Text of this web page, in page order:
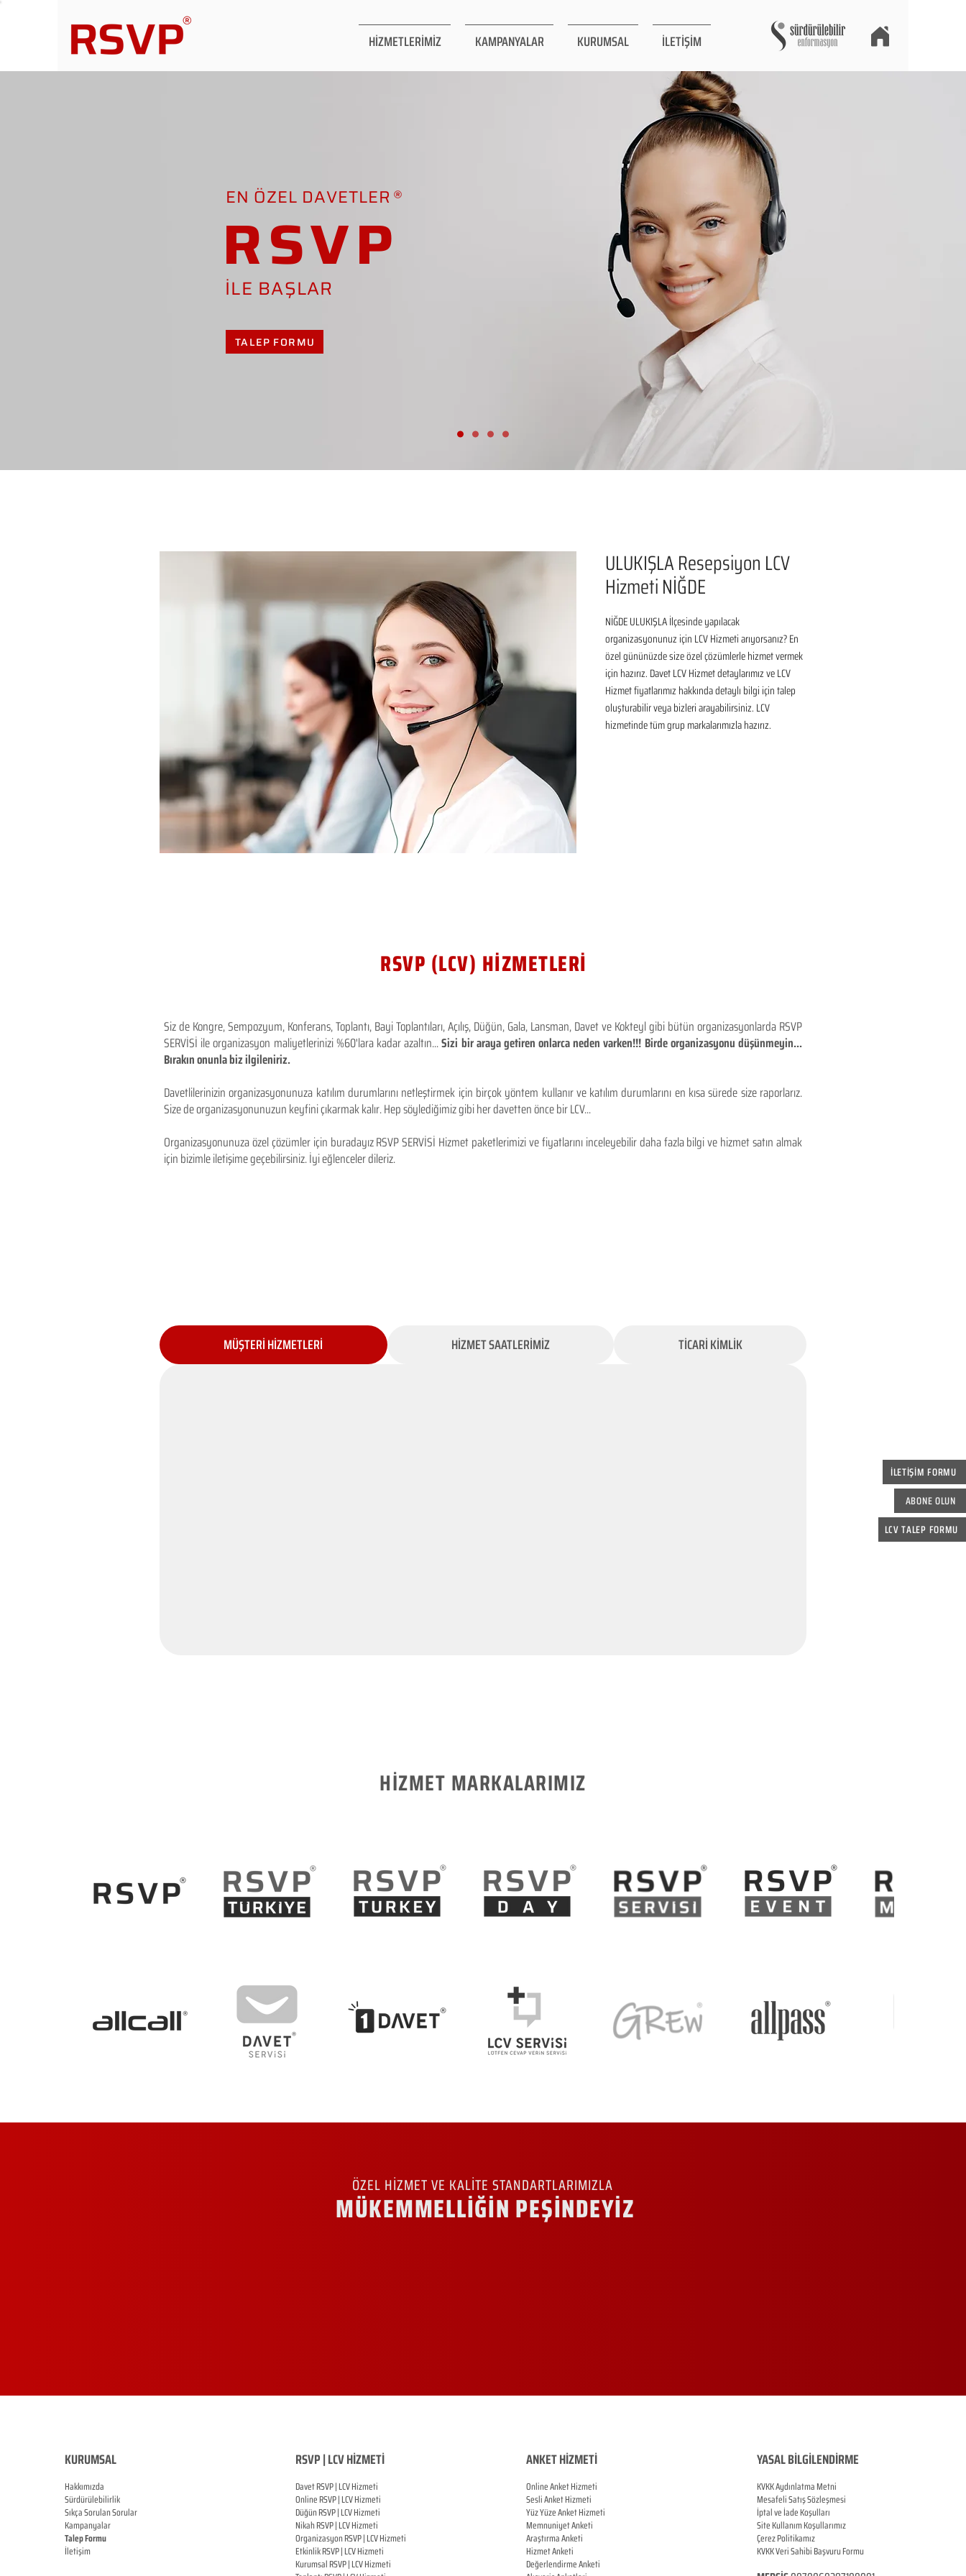
HİZMETLERİMİZ KAMPANYALAR KURUMSAL İLETİŞİM
İLETİŞİM FORMU
ABONE OLUN
LCV TALEP FORMU
EN ÖZEL DAVETLER
RSVP
İLE BAŞLAR
TALEP FORMU
ULUKIŞLA Resepsiyon LCV
Hizmeti NİĞDE
NİĞDE ULUKIŞLA İlçesinde yapılacak
organizasyonunuz için LCV Hizmeti arıyorsanız? En
özel gününüzde size özel çözümlerle hizmet vermek
için hazırız. Davet LCV Hizmet detaylarımız ve LCV
Hizmet fiyatlarımız hakkında detaylı bilgi için talep
oluşturabilir veya bizleri arayabilirsiniz. LCV
hizmetinde tüm grup markalarımızla hazırız.
RSVP (LCV) HİZMETLERİ
Siz de Kongre, Sempozyum, Konferans, Toplantı, Bayi Toplantıları, Açılış, Düğün, Gala, Lansman, Davet ve Kokteyl gibi bütün organizasyonlarda RSVP
SERVİSİ ile organizasyon maliyetlerinizi %60'lara kadar azaltın...Sizi bir araya getiren onlarca neden varken!!! Birde organizasyonu düşünmeyin...
Bırakın onunla biz ilgileniriz.
Davetlilerinizin organizasyonunuza katılım durumlarını netleştirmek için birçok yöntem kullanır ve katılım durumlarını en kısa sürede size raporlarız.
Size de organizasyonunuzun keyfini çıkarmak kalır. Hep söylediğimiz gibi her davetten önce bir LCV...
Organizasyonunuza özel çözümler için buradayız RSVP SERVİSİ Hizmet paketlerimizi ve fiyatlarını inceleyebilir daha fazla bilgi ve hizmet satın almak
için bizimle iletişime geçebilirsiniz. İyi eğlenceler dileriz.
MÜŞTERİ HİZMETLERİ HİZMET SAATLERİMİZ TİCARİ KİMLİK
HİZMET MARKALARIMIZ
ÖZEL HİZMET VE KALİTE STANDARTLARIMIZLA
MÜKEMMELLİĞİN PEŞİNDEYİZ
KURUMSAL
Hakkımızda
Sürdürülebilirlik
Sıkça Sorulan Sorular
Kampanyalar
Talep Formu
İletişim
RSVP | LCV HİZMETİ
Davet RSVP | LCV Hizmeti
OnlineRSVP |LCV Hizmeti
DüğünRSVP |LCV Hizmeti
NikahRSVP |LCV Hizmeti
OrganizasyonRSVP |LCV Hizmeti
EtkinlikRSVP |LCV Hizmeti
KurumsalRSVP |LCV Hizmeti
ANKET HİZMETİ
Online Anket Hizmeti
Sesli Anket Hizmeti
Yüz Yüze Anket Hizmeti
Memnuniyet Anketi
Araştırma Anketi
Hizmet Anketi
Değerlendirme Anketi
YASAL BİLGİLENDİRME
KVKK Aydınlatma Metni
Mesafeli Satış Sözleşmesi
İptal ve İade Koşulları
Site Kullanım Koşullarımız
Çerez Politikamız
KVKK Veri Sahibi Başvuru Formu